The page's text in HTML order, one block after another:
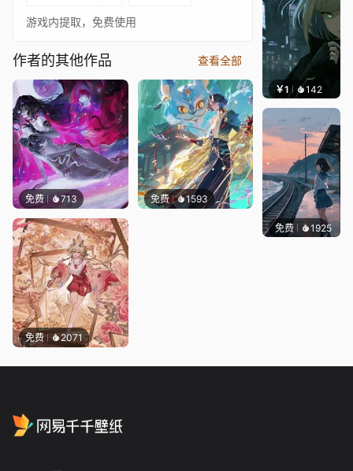
游戏内提取，免费使用
作者的其他作品 查看全部
免费 713 免费 1593
免费 2071
￥1 142
免费 1925辰东